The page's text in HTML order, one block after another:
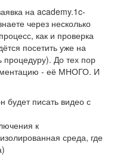
на academy.1c-
через несколько
как и проверка
посетить уже на
процедуру). До тех пор
- её МНОГО. И
будет писать видео с
к
среда, где